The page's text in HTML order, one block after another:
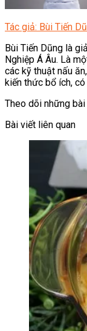
Tác giả: Bùi Tiến
Bùi Tiến Dũng là
Nghiệp Á Âu. Là
các kỹ thuật nấu
kiến thức bổ ích,
Theo dõi những
Bài viết liên quan